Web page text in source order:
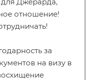
отношение!
за
на визу в